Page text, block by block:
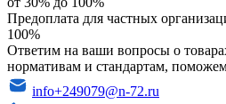
Предоплата для частных
100%
Ответим на ваши вопросы о
нормативам и стандартам, поможем
info+249079@n-72.ru